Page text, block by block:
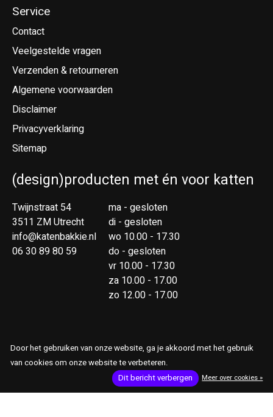
Service
Contact
Veelgestelde vragen
Verzenden & retourneren
Algemene voorwaarden
Disclaimer
Privacyverklaring
Sitemap
(design)producten met én voor katten
Twijnstraat 54
3511 ZM Utrecht
info@katenbakkie.nl
06 30 89 80 59
ma - gesloten
di - gesloten
wo 10.00 - 17.30
do - gesloten
vr 10.00 - 17.30
za 10.00 - 17.00
zo 12.00 - 17.00
© Copyright 2026 Kat & BakkieRSS-feed
Door het gebruiken van onze website, ga je akkoord met het gebruik
van cookies om onze website te verbeteren.
Dit bericht verbergen
Meer over cookies »